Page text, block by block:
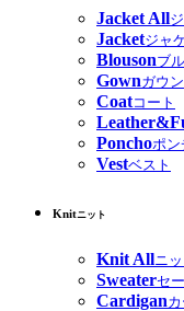
Jacket All
Jacketジャ
Blousonブ
Gownガウン
Coatコート
Ponchoポン
Vestベスト
Knitニット
Knit Allニ
Sweaterセ
Cardigan